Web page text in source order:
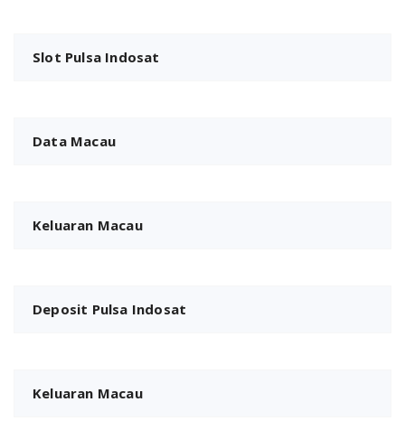
Slot Pulsa Indosat
Data Macau
Keluaran Macau
Deposit Pulsa Indosat
Keluaran Macau